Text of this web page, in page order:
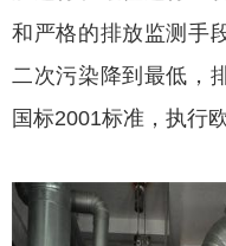
和严格的排放监测手
二次污染降到最低，
国标2001标准，执行